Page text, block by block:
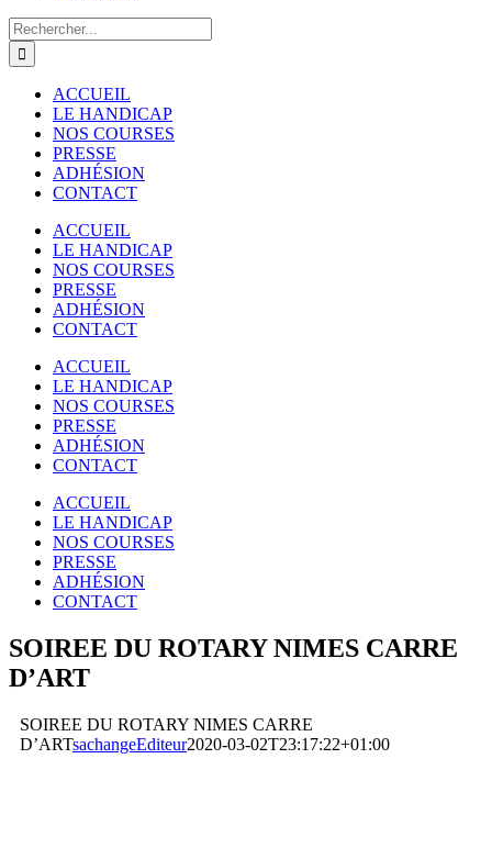
Rechercher:
ACCUEIL
LE HANDICAP
NOS COURSES
PRESSE
ADHÉSION
CONTACT
ACCUEIL
LE HANDICAP
NOS COURSES
PRESSE
ADHÉSION
CONTACT
ACCUEIL
LE HANDICAP
NOS COURSES
PRESSE
ADHÉSION
CONTACT
ACCUEIL
LE HANDICAP
NOS COURSES
PRESSE
ADHÉSION
CONTACT
SOIREE DU ROTARY NIMES CARRE
D’ART
SOIREE DU ROTARY NIMES CARRE
D’ARTsachangeEditeur2020-03-02T23:17:22+01:00